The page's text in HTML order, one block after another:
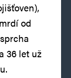
od
36 let už